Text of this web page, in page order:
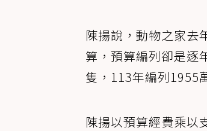
陳揚說，動物之家去
算，預算編列卻是逐
隻，113年編列1955
陳揚以預算經費乘以